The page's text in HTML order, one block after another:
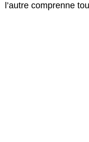
l’autre comprenne